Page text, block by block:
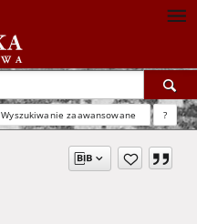
Wyszukiwanie zaawansowane ?